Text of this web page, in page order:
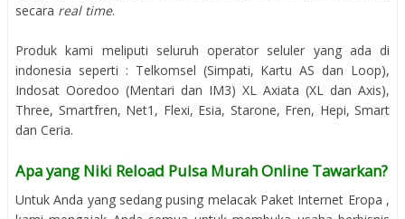
secara real time.
Produk kami meliputi seluruh operator seluler yang ada di
indonesia seperti : Telkomsel (Simpati, Kartu AS dan Loop),
Indosat Ooredoo (Mentari dan IM3) XL Axiata (XL dan Axis),
Three, Smartfren, Net1, Flexi, Esia, Starone, Fren, Hepi, Smart
dan Ceria.
Apa yang Niki Reload Pulsa Murah Online Tawarkan?
Untuk Anda yang sedang pusing melacak Paket Internet Eropa ,